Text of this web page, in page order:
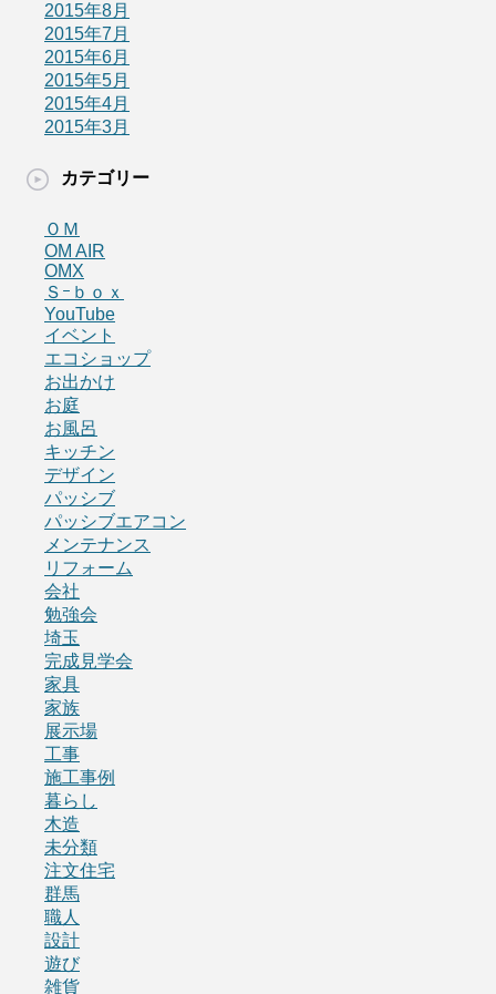
2015年8月
2015年7月
2015年6月
2015年5月
2015年4月
2015年3月
カテゴリー
ＯＭ
OM AIR
OMX
Ｓｰｂｏｘ
YouTube
イベント
エコショップ
お出かけ
お庭
お風呂
キッチン
デザイン
パッシブ
パッシブエアコン
メンテナンス
リフォーム
会社
勉強会
埼玉
完成見学会
家具
家族
展示場
工事
施工事例
暮らし
木造
未分類
注文住宅
群馬
職人
設計
遊び
雑貨